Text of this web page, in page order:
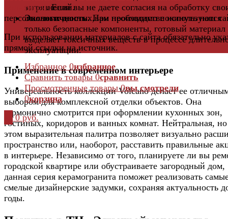
загрязнений.
Экологичность.При производстве используются
только безопасные компоненты, готовый материал
выделяет токсичных веществ в процессе
эксплуатации.
Применение в современном интерьере
Универсальность коллекции Volcano делает ее
выбором для комплексной отделки объектов. Она
гармонично смотрится при оформлении кухонных зон,
гостиных, коридоров и ванных комнат. Нейтральная,
этом выразительная палитра позволяет визуально
пространство или, наоборот, расставить правильные
в интерьере. Независимо от того, планируете ли вы
городской квартире или обустраиваете загородный дом,
данная серия керамогранита поможет реализовать
смелые дизайнерские задумки, сохраняя актуальность
годы.
политикой. Если вы не даете согласия на обработку
персональных данных,вам необходимо покинуть наш
При использовании материалов с сайта обязательно
прямой ссылки на источник.
Избранное 0избранное
Сравнить товары 0сравнить
Просмотренные товары 0вы смотрели
0корзина
0 руб.